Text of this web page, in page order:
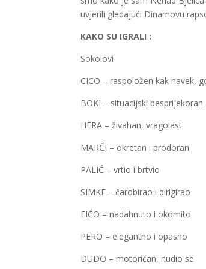
uvjerili gledajući Dinamovu
KAKO SU IGRALI :
Sokolovi
CICO – raspoložen kak navek,
BOKI – situacijski besprijekoran
HERA – živahan, vragolast
MARČI – okretan i prodoran
PALIĆ – vrtio i brtvio
SIMKE – čarobirao i dirigirao
FIĆO – nadahnuto i okomito
PERO – elegantno i opasno
DUDO – motoričan, nudio se